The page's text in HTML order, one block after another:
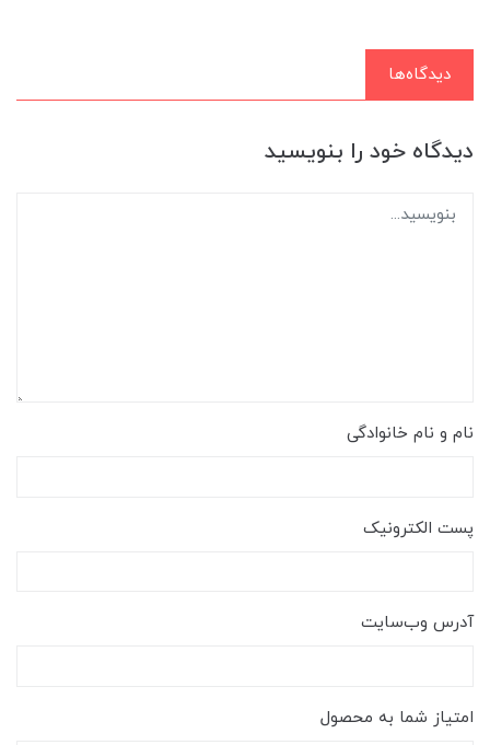
دیدگاه‌ها
دیدگاه خود را بنویسید
نام و نام خانوادگی
پست الکترونیک
آدرس وب‌سایت
امتیاز شما به محصول